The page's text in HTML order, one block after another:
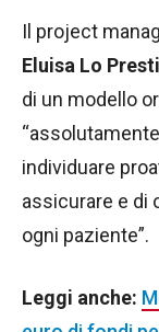
Il project
Eluisa Lo Presti
di un modello
individuare
assicurare e di
ogni paziente”.
Leggi anche: